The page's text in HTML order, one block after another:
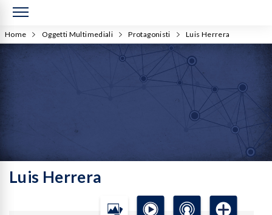
Home Oggetti Multimediali Protagonisti Luis Herrera
Luis Herrera